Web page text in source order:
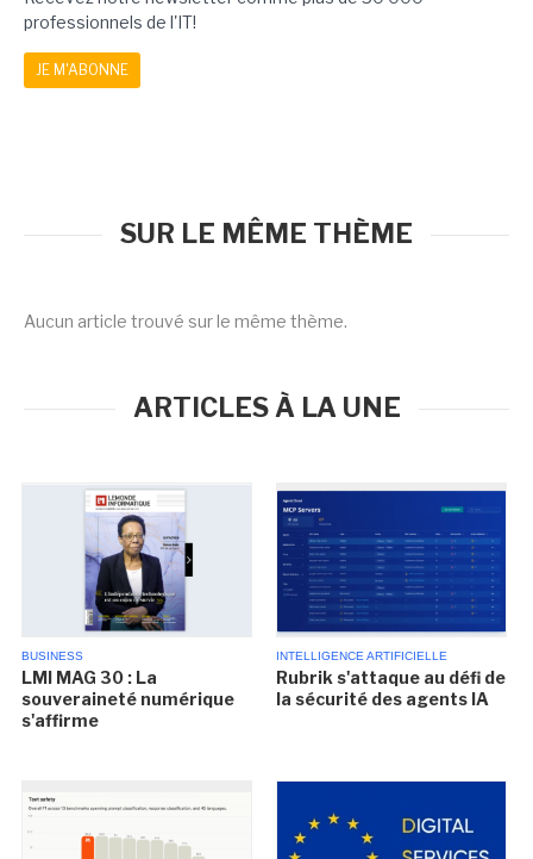
professionnels de l'IT!
JE M'ABONNE
SUR LE MÊME THÈME
Aucun article trouvé sur le même thème.
ARTICLES À LA UNE
BUSINESS
LMI MAG 30 : La
souveraineté numérique
s'affirme
INTELLIGENCE ARTIFICIELLE
Rubrik s'attaque au défi de
la sécurité des agents IA